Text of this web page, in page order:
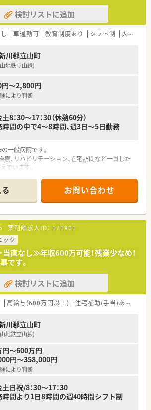
検討リストに追加
車通勤可 教育制度あり シフト制 大手チェーン以外
川郡立山町
地鉄立山線)
～2,800円
により判断
8：30～17：30（休憩60分）
間の中で4～8時間、週3日～5日勤務
一般病院です。
療、リハビリテーション、在宅訪問など一貫した
ています。
お問い合わせ
薬剤師求人ID： 171901
ック
当直なし≫年収600万可能！残業少なめ！
です。
検討リストに追加
高給与(600万円以上) 住宅補助(手当)あり
川郡立山町
地鉄立山線)
～600万円
円～358,000円
により判断
日祝/8：30～17：30
間より1日8時間の週40時間シフト制